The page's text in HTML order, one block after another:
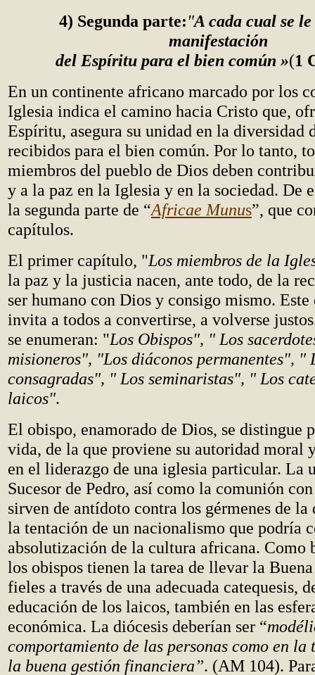
4) Segunda parte:"A cada cual se
manifestación
del Espíritu para el bien común »(1
En un continente africano marcado por los
Iglesia indica el camino hacia Cristo que,
Espíritu, asegura su unidad en la diversidad
recibidos para el bien común. Por lo tanto,
miembros del pueblo de Dios deben
y a la paz en la Iglesia y en la sociedad. De
la segunda parte de “Africae Munus”, que
capítulos.
El primer capítulo, "Los miembros de la
la paz y la justicia nacen, ante todo, de la
ser humano con Dios y consigo mismo. Este
invita a todos a convertirse, a volverse
se enumeran: "Los Obispos", " Los
misioneros", "Los diáconos permanentes", "
consagradas", " Los seminaristas", " Los
laicos".
El obispo, enamorado de Dios, se distingue
vida, de la que proviene su autoridad moral
en el liderazgo de una iglesia particular. La
Sucesor de Pedro, así como la comunión
sirven de antídoto contra los gérmenes de
la tentación de un nacionalismo que podría
absolutización de la cultura africana. Como
los obispos tienen la tarea de llevar la
fieles a través de una adecuada catequesis,
educación de los laicos, también en las
económica. La diócesis deberían ser “
comportamiento de las personas como en la
la buena gestión financiera”. (AM 104).